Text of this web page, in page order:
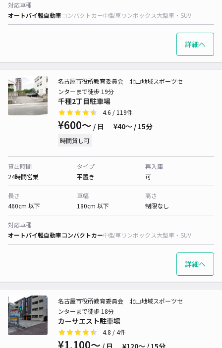
対応車種
オートバイ軽自動車コンパクトカー中型車ワンボックス大型車・SUV
詳細へ
千種2丁目駐車場
名古屋市役所教育委員会 北山地域スポーツセ
ンターまで徒歩 19分
4.6 / 119件
¥600〜 / 日 ¥40〜 / 15分
時間貸し可
貸出時間
24時間営業
タイプ
平置き
再入庫
可
長さ
460cm 以下
車幅
180cm 以下
高さ
制限なし
対応車種
オートバイ軽自動車コンパクトカー中型車ワンボックス大型車・SUV
詳細へ
カーサエスト駐車場
名古屋市役所教育委員会 北山地域スポーツセ
ンターまで徒歩 18分
4.8 / 4件
¥1,100〜 / 日 ¥120〜 / 15分